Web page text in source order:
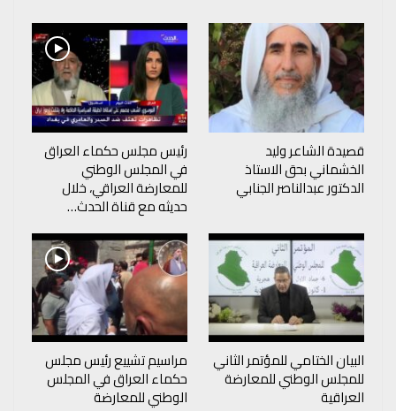
قصيدة الشاعر وليد
الخشماني بحق الاستاذ
الدكتور عبدالناصر الجنابي
رئيس مجلس حكماء العراق
في المجلس الوطني
للمعارضة العراقي، خلال
حديثه مع قناة الحدث…
البيان الختامي للمؤتمر الثاني
للمجلس الوطني للمعارضة
العراقية
مراسيم تشييع رئيس مجلس
حكماء العراق في المجلس
الوطني للمعارضة